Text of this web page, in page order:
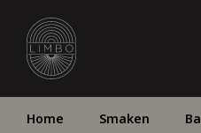
Home Smaken